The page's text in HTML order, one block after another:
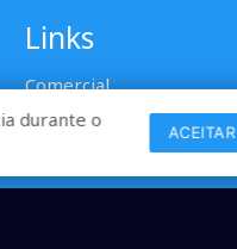
Links
Comercial
Contato
durante o
ACEITAR